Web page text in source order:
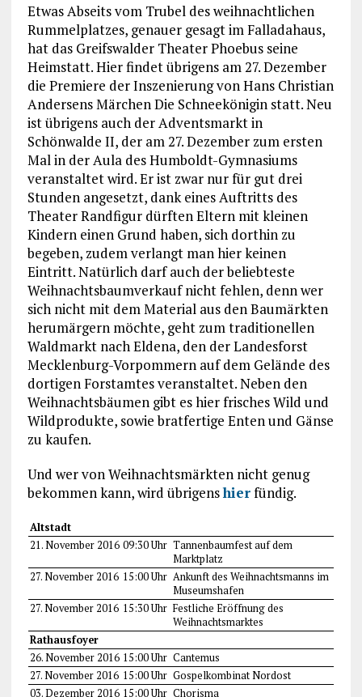
Etwas Abseits vom Trubel des weihnachtlichen
Rummelplatzes, genauer gesagt im Falladahaus,
hat das Greifswalder Theater Phoebus seine
Heimstatt. Hier findet übrigens am 27. Dezember
die Premiere der Inszenierung von Hans Christian
Andersens Märchen Die Schneekönigin statt. Neu
ist übrigens auch der Adventsmarkt in
Schönwalde II, der am 27. Dezember zum ersten
Mal in der Aula des Humboldt-Gymnasiums
veranstaltet wird. Er ist zwar nur für gut drei
Stunden angesetzt, dank eines Auftritts des
Theater Randfigur dürften Eltern mit kleinen
Kindern einen Grund haben, sich dorthin zu
begeben, zudem verlangt man hier keinen
Eintritt. Natürlich darf auch der beliebteste
Weihnachtsbaumverkauf nicht fehlen, denn wer
sich nicht mit dem Material aus den Baumärkten
herumärgern möchte, geht zum traditionellen
Waldmarkt nach Eldena, den der Landesforst
Mecklenburg-Vorpommern auf dem Gelände des
dortigen Forstamtes veranstaltet. Neben den
Weihnachtsbäumen gibt es hier frisches Wild und
Wildprodukte, sowie bratfertige Enten und Gänse
zu kaufen.
Und wer von Weihnachtsmärkten nicht genug
bekommen kann, wird übrigenshierfündig.
Altstadt
21. November 2016 09:30 Uhr Tannenbaumfest auf dem
Marktplatz
27. November 2016 15:00 Uhr Ankunft des Weihnachtsmanns im
Museumshafen
27. November 2016 15:30 Uhr Festliche Eröffnung des
Weihnachtsmarktes
Rathausfoyer
26. November 2016 15:00 Uhr Cantemus
27. November 2016 15:00 Uhr Gospelkombinat Nordost
03. Dezember 2016 15:00 Uhr Chorisma